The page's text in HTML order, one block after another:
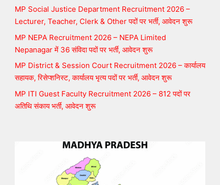
MP Social Justice Department Recruitment 2026 –
Lecturer, Teacher, Clerk & Other पदों पर भर्ती, आवेदन शुरू
MP NEPA Recruitment 2026 – NEPA Limited
Nepanagar में 36 संविदा पदों पर भर्ती, आवेदन शुरू
MP District & Session Court Recruitment 2026 – कार्यालय
सहायक, रिसेप्शनिस्ट, कार्यालय भृत्य पदों पर भर्ती, आवेदन शुरू
MP ITI Guest Faculty Recruitment 2026 – 812 पदों पर
अतिथि संकाय भर्ती, आवेदन शुरू